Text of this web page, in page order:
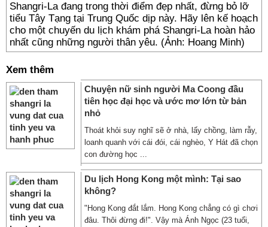
Shangri-La đang trong thời điểm đẹp nhất, đừng bỏ lỡ
tiểu Tây Tạng tại Trung Quốc dịp này. Hãy lên kế hoạch
cho một chuyến du lịch khám phá Shangri-La hoàn hảo
nhất cũng những người thân yêu. (Ảnh: Hoang Minh)
Xem thêm
Chuyện nữ sinh người Ma Coong đầu
tiên học đại học và ước mơ lớn từ bản
nhỏ
Thoát khỏi suy nghĩ sẽ ở nhà, lấy chồng, làm rẫy,
loanh quanh với cái đói, cái nghèo, Y Hát đã chọn
con đường học ...
Du lịch Hong Kong một mình: Tại sao
không?
"Hong Kong đắt lắm. Hong Kong chẳng có gì chơi
đâu. Thôi đừng đi!". Vậy mà Ánh Ngọc (23 tuổi,